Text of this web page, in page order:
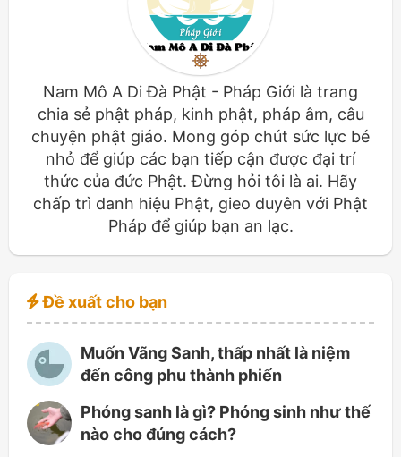
Nam Mô A Di Đà Phật - Pháp Giới là trang
chia sẻ phật pháp, kinh phật, pháp âm, câu
chuyện phật giáo. Mong góp chút sức lực bé
nhỏ để giúp các bạn tiếp cận được đại trí
thức của đức Phật. Đừng hỏi tôi là ai. Hãy
chấp trì danh hiệu Phật, gieo duyên với Phật
Pháp để giúp bạn an lạc.
Đề xuất cho bạn
Muốn Vãng Sanh, thấp nhất là niệm
đến công phu thành phiến
Phóng sanh là gì? Phóng sinh như thế
nào cho đúng cách?